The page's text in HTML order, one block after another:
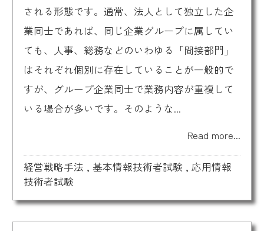
される形態です。通常、法人として独立した企
業同士であれば、同じ企業グループに属してい
ても、人事、総務などのいわゆる「間接部門」
はそれぞれ個別に存在していることが一般的で
すが、グループ企業同士で業務内容が重複して
いる場合が多いです。そのような...
Read more...
経営戦略手法 , 基本情報技術者試験 , 応用情報
技術者試験